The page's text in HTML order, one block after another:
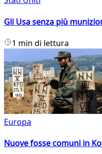
Gli Usa senza più
1 min di lettura
Europa
Nuove fosse comuni in